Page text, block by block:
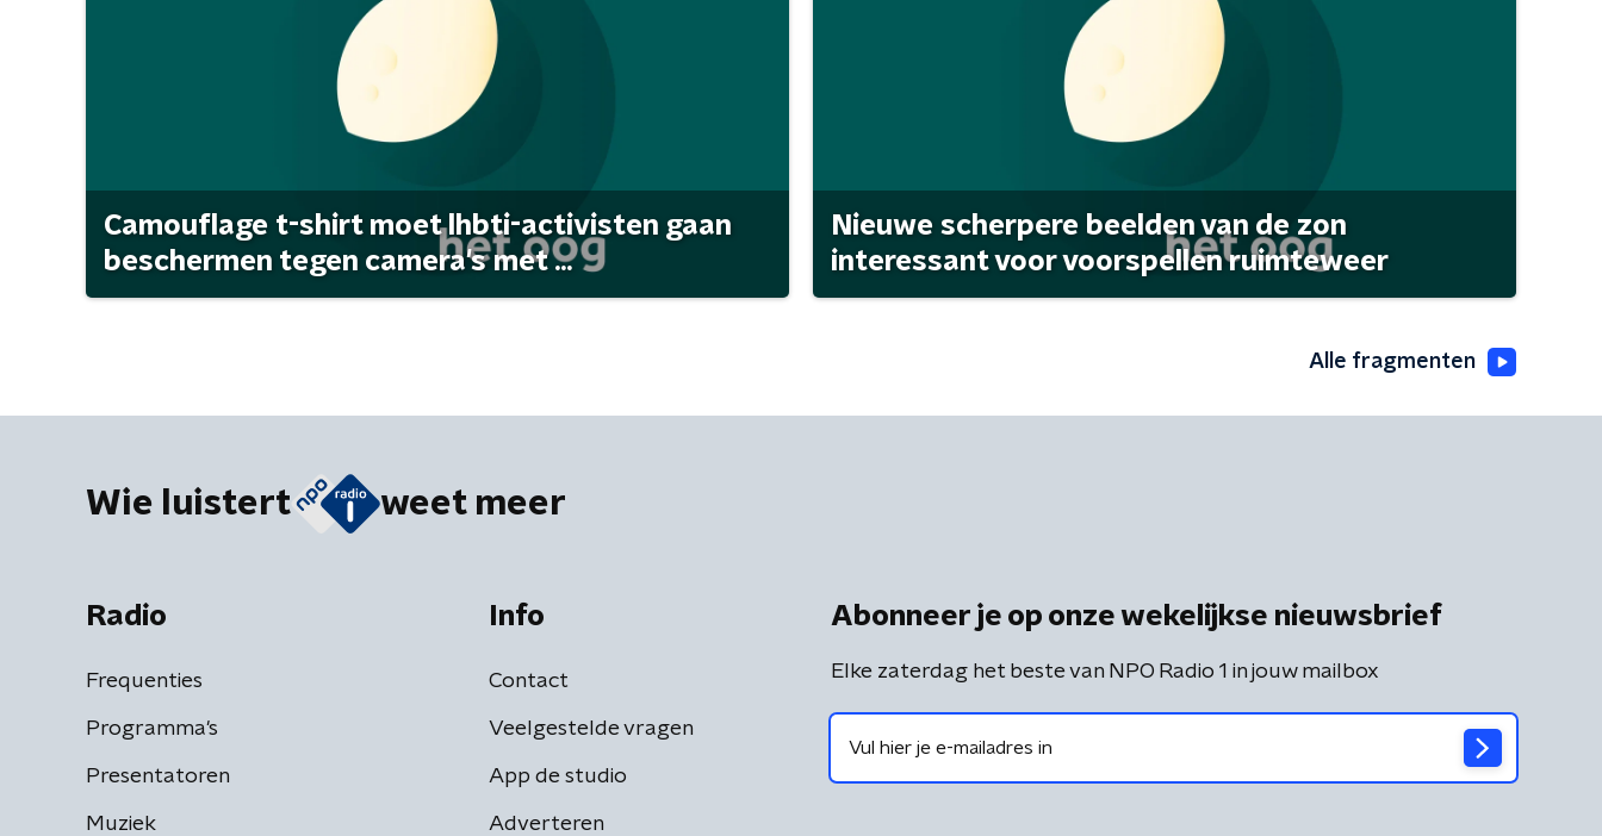
Camouflage t-shirt moet lhbti-activisten gaan
beschermen tegen camera's met ...
Nieuwe scherpere beelden van de zon
interessant voor voorspellen ruimteweer
Alle fragmenten
Wie luistert weet meer
Radio
Frequenties
Programma's
Presentatoren
Muziek
Info
Contact
Veelgestelde vragen
App de studio
Adverteren
Abonneer je op onze wekelijkse nieuwsbrief
Elke zaterdag het beste van NPO Radio 1 in jouw mailbox